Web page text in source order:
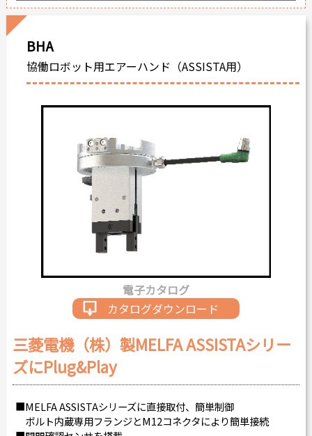
BHA
協働ロボット用エアーハンド（ASSISTA用）
電子カタログ
カタログダウンロード
三菱電機（株）製MELFA ASSISTAシリー
ズにPlug&Play
■MELFA ASSISTAシリーズに直接取付、簡単制御
ボルト内蔵専用フランジとM12コネクタにより簡単接続
海外拠点
個人情報の取り扱い
最新情報
カタログダウンロード
採用情報
お問い合わせ
Chinese